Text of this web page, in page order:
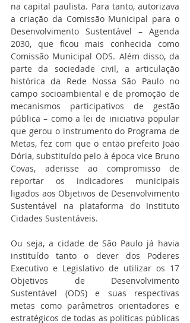
na capital paulista. Para tanto, autorizava
a criação da Comissão Municipal para o
Desenvolvimento Sustentável – Agenda
2030, que ficou mais conhecida como
Comissão Municipal ODS. Além disso, da
parte da sociedade civil, a articulação
histórica da Rede Nossa São Paulo no
campo socioambiental e de promoção de
mecanismos participativos de gestão
pública – como a lei de iniciativa popular
que gerou o instrumento do Programa de
Metas, fez com que o então prefeito João
Dória, substituído pelo à época vice Bruno
Covas, aderisse ao compromisso de
reportar os indicadores municipais
ligados aos Objetivos de Desenvolvimento
Sustentável na plataforma do Instituto
Cidades Sustentáveis.
Ou seja, a cidade de São Paulo já havia
instituído tanto o dever dos Poderes
Executivo e Legislativo de utilizar os 17
Objetivos de Desenvolvimento
Sustentável (ODS) e suas respectivas
metas como parâmetros orientadores e
estratégicos de todas as políticas públicas